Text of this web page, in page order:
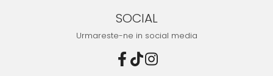
SOCIAL
Urmareste-ne in social media